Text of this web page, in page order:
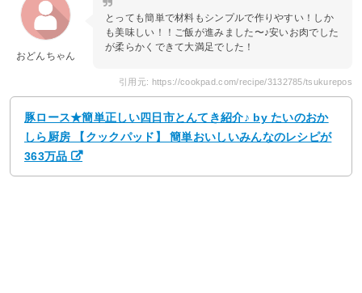
おどんちゃん
とっても簡単で材料もシンプルで作りやすい！しか
も美味しい！！ご飯が進みました〜♪安いお肉でした
が柔らかくできて大満足でした！
引用元: https://cookpad.com/recipe/3132785/tsukurepos
豚ロース★簡単正しい四日市とんてき紹介♪ by たいのおか
しら厨房 【クックパッド】 簡単おいしいみんなのレシピが
363万品